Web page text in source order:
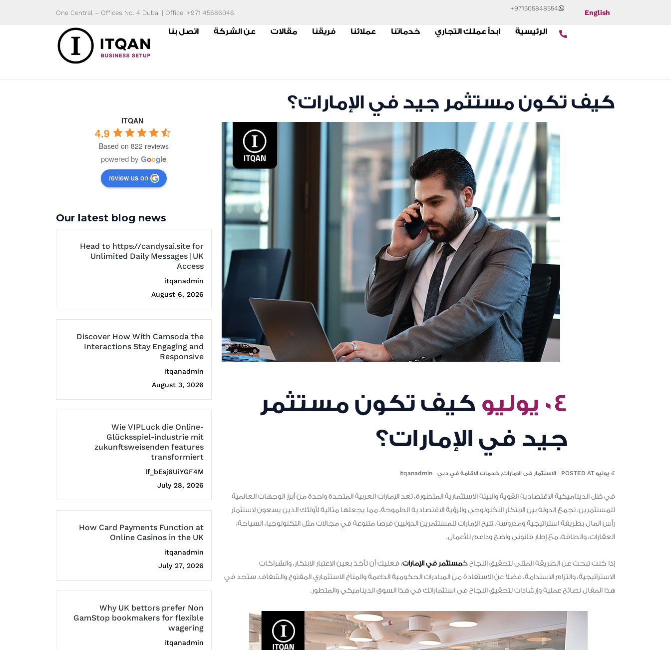
English
+971505848554
One Central – Offices No. 4 Dubai | Office: +971 45686046
الرئيسية ابدأ عملك التجاري خدماتنا عملائنا فريقنا مقالات عن الشركة اتصل بنا
كيف تكون مستثمر جيد في الإمارات؟
٠٤ يوليو
كيف تكون مستثمر
جيد في الإمارات؟
٠٤ يوليو POSTED AT الاستثمار فى الامارات, خدمات الاقامة في دبي itqanadmin
في ظل الديناميكية الاقتصادية القوية والبيئة الاستثمارية المتطورة، تعد الإمارات العربية المتحدة واحدة من أبرز الوجهات العالمية
للمستثمرين. تجمع الدولة بين الابتكار التكنولوجي والرؤية الاقتصادية الطموحة، مما يجعلها مثالية لأولئك الذين يسعون لاستثمار
رأس المال بطريقة استراتيجية ومدروسة. تتيح الإمارات للمستثمرين الدوليين فرصًا متنوعة في مجالات مثل التكنولوجيا، السياحة،
العقارات، والطاقة، مع إطار قانوني واضح وداعم للأعمال.
إذا كنت تبحث عن الطريقة المثلى لتحقيق النجاحكمستثمر في الإمارات، فعليك أن تأخذ بعين الاعتبار الابتكار، والشراكات
الاستراتيجية، والتزام الاستدامة، فضلاً عن الاستفادة من المبادرات الحكومية الداعمة والمناخ الاستثماري المفتوح والشفاف. ستجد في
هذا المقال نصائح عملية وإرشادات لتحقيق النجاح في استثماراتك في هذا السوق الديناميكي والمتطور.
ITQAN
4.9
Based on 822 reviews
powered by Google
review us on
Our latest blog news
Head to https://candysai.site for
Unlimited Daily Messages | UK
Access
itqanadmin
August 6, 2026
Discover How With Camsoda the
Interactions Stay Engaging and
Responsive
itqanadmin
August 3, 2026
Wie VIPLuck die Online-
Glücksspiel-industrie mit
zukunftsweisenden features
transformiert
lf_bEsj6UiYGF4M
July 28, 2026
How Card Payments Function at
Online Casinos in the UK
itqanadmin
July 27, 2026
Why UK bettors prefer Non
GamStop bookmakers for flexible
wagering
itqanadmin